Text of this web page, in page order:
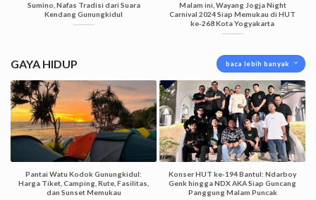
Sumino, Nafas Tradisi dari Suara
Kendang Gunungkidul
Malam ini, Wayang Jogja Night
Carnival 2024 Siap Memukau di HUT
ke-268 Kota Yogyakarta
GAYA HIDUP baca lebih banyak
Pantai Watu Kodok Gunungkidul:
Harga Tiket, Camping, Rute, Fasilitas,
dan Sunset Memukau
Konser HUT ke-194 Bantul: Ndarboy
Genk hingga NDX AKA Siap Guncang
Panggung Malam Puncak